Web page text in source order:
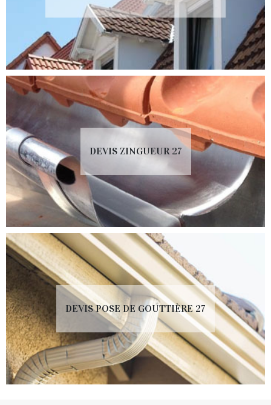
DEVIS ZINGUEUR 27
DEVIS POSE DE GOUTTIÈRE 27